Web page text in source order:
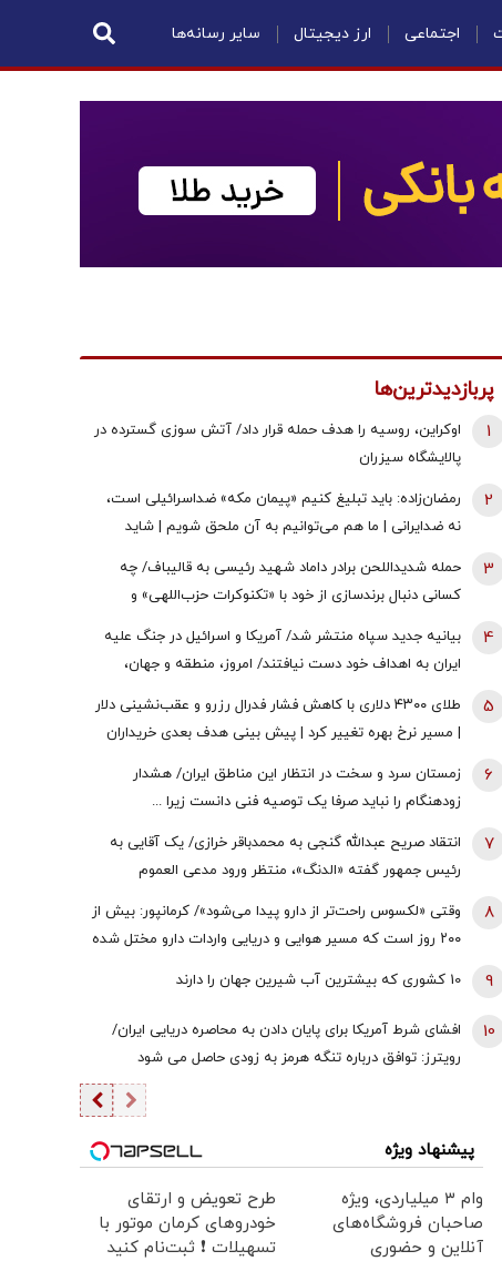
اجتماعی ارز دیجیتال سایر رسانه‌ها
پربازدیدترین‌ها
اوکراین، روسیه را هدف حمله قرار داد/ آتش سوزی گسترده در
پالایشگاه سیزران
1
رمضان‌زاده: باید تبلیغ کنیم «پیمان مکه» ضداسرائیلی است،
نه ضدایرانی | ما هم می‌توانیم به آن ملحق شویم | شاید
2
حمله شدیداللحن برادر داماد شهید رئیسی به قالیباف/ چه
کسانی دنبال برندسازی از خود با «تکنوکرات حزب‌اللهی» و
3
بیانیه جدید سپاه منتشر شد/ آمریکا و اسرائیل در جنگ علیه
ایران به اهداف خود دست نیافتند/ امروز، منطقه و جهان،
4
طلای ۴۳۰۰ دلاری با کاهش فشار فدرال رزرو و عقب‌نشینی دلار
| مسیر نرخ بهره تغییر کرد | پیش بینی هدف بعدی خریداران
5
زمستان سرد و سخت در انتظار این مناطق ایران/ هشدار
زودهنگام را نباید صرفا یک توصیه فنی دانست زیرا ...
6
انتقاد صریح عبدالله گنجی به محمدباقر خرازی/ یک آقایی به
رئیس جمهور گفته «الدنگ»، منتظر ورود مدعی العموم
قوه قضائیه ورود نمی‌کند؟
7
وقتی «لکسوس راحت‌تر از دارو پیدا می‌شود»/ کرمانپور: بیش از
۲۰۰ روز است که مسیر هوایی و دریایی واردات دارو مختل شده
8
10 کشوری که بیشترین آب شیرین جهان را دارند 9
افشای شرط آمریکا برای پایان دادن به محاصره دریایی ایران/
رویترز: توافق درباره تنگه هرمز به زودی حاصل می شود
10
پیشنهاد ویژه
وام ۳ میلیاردی، ویژه
صاحبان فروشگاه‌های
آنلاین و حضوری
طرح تعویض و ارتقای
خودروهای کرمان موتور با
تسهیلات ❗ ثبت‌نام کنید